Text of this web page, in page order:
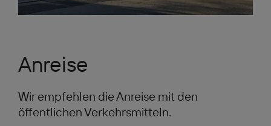
Anreise
Wir empfehlen die Anreise mit den
öffentlichen Verkehrsmitteln.